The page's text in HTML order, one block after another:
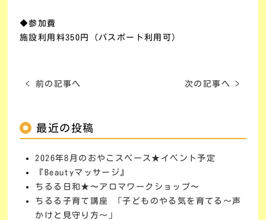
◆参加費
施設利用料350 円（パスポート利用可）
< 前の記事へ 次の記事へ >
最近の投稿
2026年8月のおやこスペース★イベント予定
『Beautyマッサージ』
ちるる日和★〜アロマワークショップ〜
ちるる子育て講座 「子どものやる気を育てる～声
かけと見守り方～」